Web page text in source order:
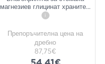
магнезиев глицинат храните...
i
Препоръчителна цена на
дребно
87,75€